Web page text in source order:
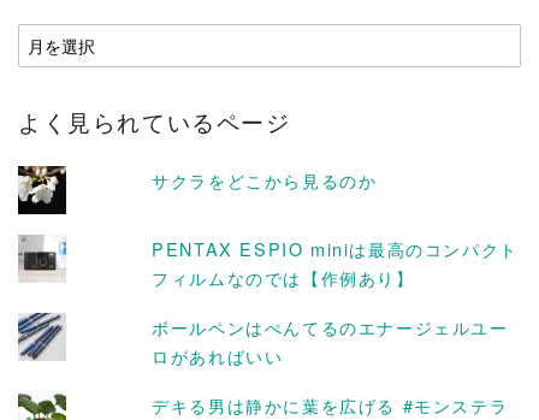
ア
ー
イ
よく見られているページ
サクラをどこから見るのか
PENTAX ESPIO miniは最高のコンパクト
フィルムなのでは【作例あり】
ボールペンはぺんてるのエナージェルユー
ロがあればいい
デキる男は静かに葉を広げる #モンステラ